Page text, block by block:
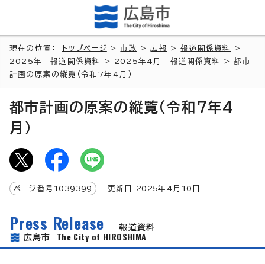
現在の位置： トップページ >市政 >広報 >報道関係資料
>
2025年 報道関係資料
> 2025年4月 報道関係資料
> 都市
計画の原案の縦覧（令和7年4月）
都市計画の原案の縦覧（令和7年4
月）
ページ番号 1039399 更新日 2025年4月 10 日
Press Release
報道資料
広島市 The City of HIROSHIMA